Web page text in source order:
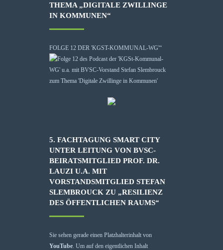
THEMA „DIGITALE ZWILLINGE
IN KOMMUNEN“
FOLGE 12 DER 'KGST-KOMMUNAL-WG'“
5. FACHTAGUNG SMART CITY
UNTER LEITUNG VON BVSC-
BEIRATSMITGLIED PROF. DR.
LAUZI U.A. MIT
VORSTANDSMITGLIED STEFAN
SLEMBROUCK ZU „RESILIENZ
DES ÖFFENTLICHEN RAUMS“
Sie sehen gerade einen Platzhalterinhalt von
YouTube. Um auf den eigentlichen Inhalt